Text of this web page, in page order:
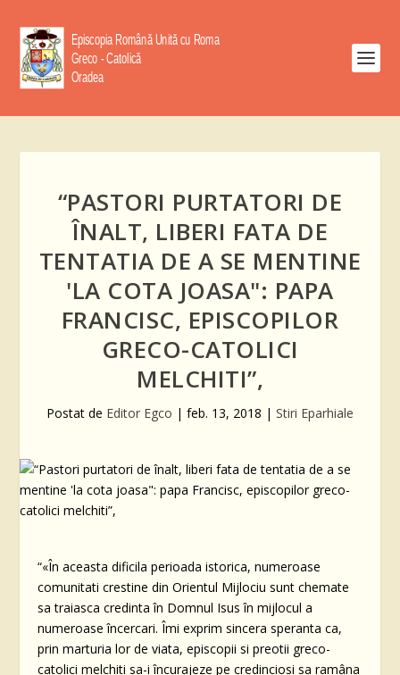
“PASTORI PURTATORI DE
ÎNALT, LIBERI FATA DE
TENTATIA DE A SE MENTINE
'LA COTA JOASA": PAPA
FRANCISC, EPISCOPILOR
GRECO-CATOLICI
MELCHITI”,
Postat de Editor Egco | feb. 13, 2018 | Stiri Eparhiale
“«În aceasta dificila perioada istorica, numeroase
comunitati crestine din Orientul Mijlociu sunt chemate
sa traiasca credinta în Domnul Isus în mijlocul a
numeroase încercari. Îmi exprim sincera speranta ca,
prin marturia lor de viata, episcopii si preotii greco-
catolici melchiti sa-i încurajeze pe credinciosi sa ramâna